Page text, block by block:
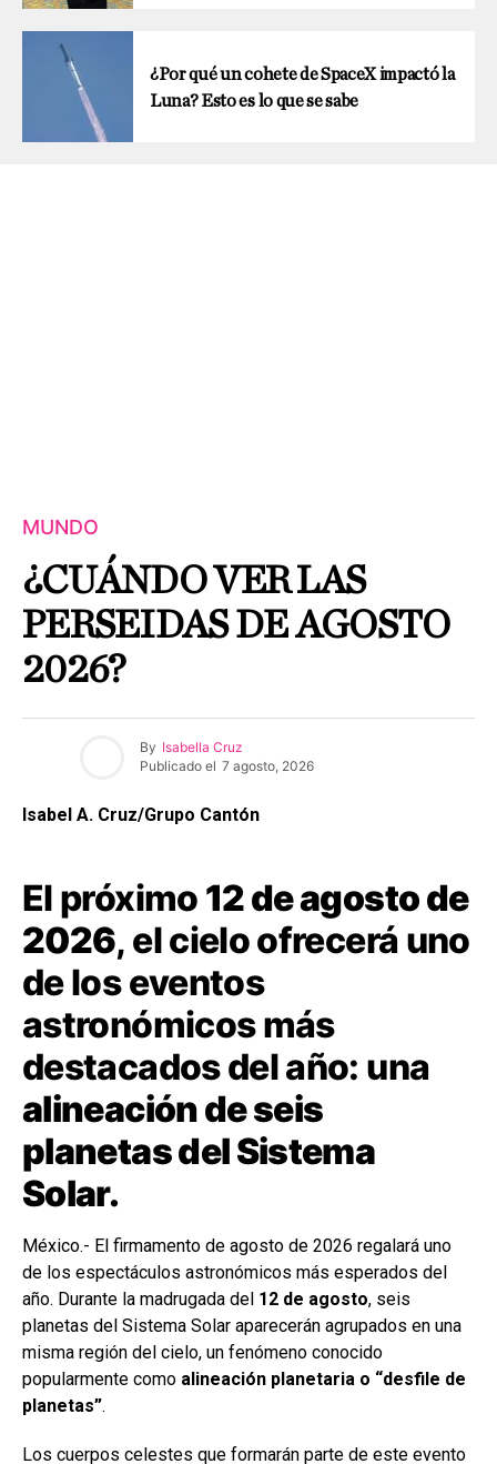
¿Por qué un cohete de SpaceX impactó la
Luna? Esto es lo que se sabe
MUNDO
¿CUÁNDO VER LAS
PERSEIDAS DE AGOSTO
2026?
By Isabella Cruz
Publicado el 7 agosto, 2026
Isabel A. Cruz/Grupo Cantón
El próximo 12 de agosto de
2026, el cielo ofrecerá uno
de los eventos
astronómicos más
destacados del año: una
alineación de seis
planetas del Sistema
Solar.
México.- El firmamento de agosto de 2026 regalará uno
de los espectáculos astronómicos más esperados del
año. Durante la madrugada del 12 de agosto, seis
planetas del Sistema Solar aparecerán agrupados en una
misma región del cielo, un fenómeno conocido
popularmente como alineación planetaria o “desfile de
planetas”.
Los cuerpos celestes que formarán parte de este evento